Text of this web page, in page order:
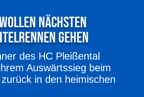
nächsten
gehen
des HC Pleißental
Auswärtssieg beim
in den heimischen